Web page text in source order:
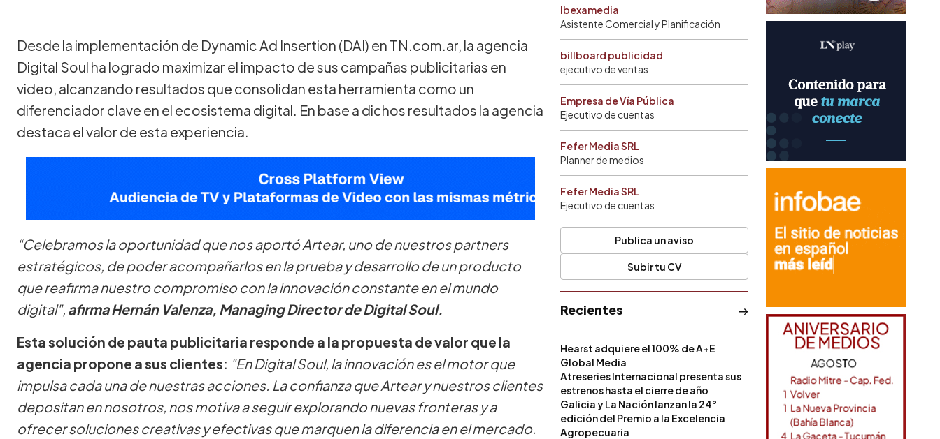
Desde la implementación de Dynamic Ad Insertion (DAI) en TN.com.ar, la agencia
Digital Soul ha logrado maximizar el impacto de sus campañas publicitarias en
video, alcanzando resultados que consolidan esta herramienta como un
diferenciador clave en el ecosistema digital. En base a dichos resultados la agencia
destaca el valor de esta experiencia.
“Celebramos la oportunidad que nos aportó Artear, uno de nuestros partners
estratégicos, de poder acompañarlos en la prueba y desarrollo de un producto
que reafirma nuestro compromiso con la innovación constante en el mundo
digital", afirma Hernán Valenza, Managing Director de Digital Soul.
Esta solución de pauta publicitaria responde a la propuesta de valor que la
agencia propone a sus clientes: "En Digital Soul, la innovación es el motor que
impulsa cada una de nuestras acciones. La confianza que Artear y nuestros clientes
depositan en nosotros, nos motiva a seguir explorando nuevas fronteras y a
ofrecer soluciones creativas y efectivas que marquen la diferencia en el mercado.
Ibexamedia
Asistente Comercial y Planificación
billboard publicidad
ejecutivo de ventas
Empresa de Vía Pública
Ejecutivo de cuentas
Fefer Media SRL
Planner de medios
Fefer Media SRL
Ejecutivo de cuentas
Publica un aviso
Subir tu CV
Recientes
Hearst adquiere el 100% de A+E
Global Media
Atreseries Internacional presenta sus
estrenos hasta el cierre de año
Galicia y La Nación lanzan la 24°
edición del Premio a la Excelencia
Agropecuaria